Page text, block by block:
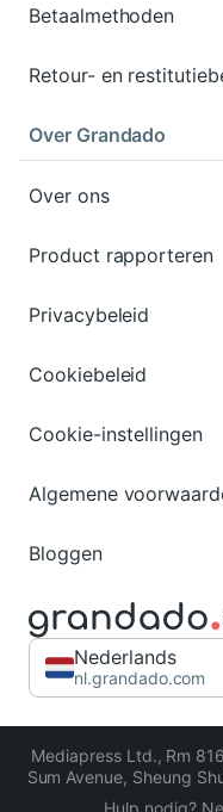
Betaalmethoden
Retour- en
Over Grandado
Over ons
Product rapporteren
Privacybeleid
Cookiebeleid
Cookie-instellingen
Algemene
Bloggen
Nederlands
nl.grandado.com
Mediapress Ltd., Rm
Sum Avenue, Sheung
Hulp nodig?